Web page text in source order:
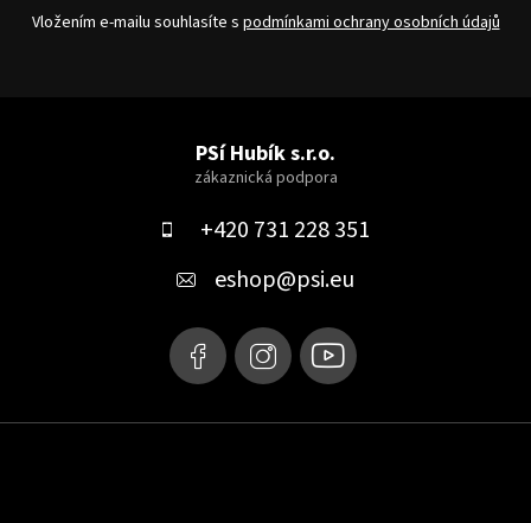
Vložením e-mailu souhlasíte s podmínkami ochrany osobních údajů
PSí Hubík s.r.o.
+420 731 228 351
eshop@psi.eu